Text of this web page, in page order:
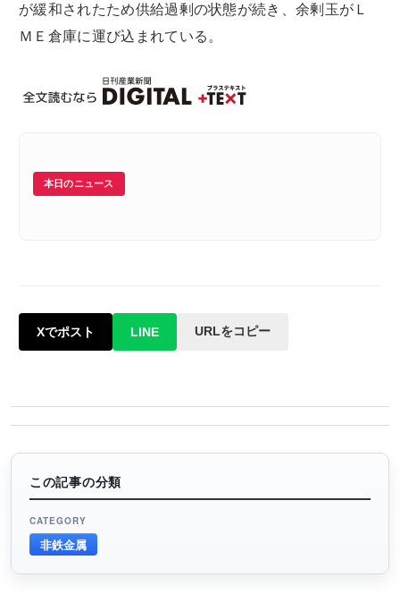
が緩和されたため供給過剰の状態が続き、余剰玉がＬ
ＭＥ倉庫に運び込まれている。
本日のニュース
Xでポスト LINE URLをコピー
この記事の分類
CATEGORY
非鉄金属